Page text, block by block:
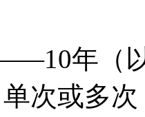
年（
次或多